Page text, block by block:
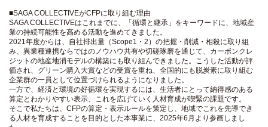
■SAGA COLLECTIVEがCFPに取り組む理由
SAGA COLLECTIVEはこれまでに、「循環と継承」をキーワードに、地域産
業の持続可能性を高める活動を進めてきました。
2021年度からは、自社排出量（Scope1・2）の把握・削減・相殺に取り組
み、異業種連携ならではのノウハウ共有や切磋琢磨を通じて、カーボンクレ
ジットの地産地消モデルの構築にも取り組んできました。こうした活動が評
価され、グリーン購入大賞などの受賞を重ね、全国的にも脱炭素に取り組む
企業群の一員として位置づけられるようになりました。
一方で、経済と環境の好循環を実現するには、生活者にとって納得感のある
算定とわかりやすい表示、これを広げていく人材育成が喫緊の課題です。
そこで私たちは、CFPの算定・表示ルールを策定し、地域でこれを先導でき
る人材を育成することを目的とした本事業に、2025年6月より参画しまし